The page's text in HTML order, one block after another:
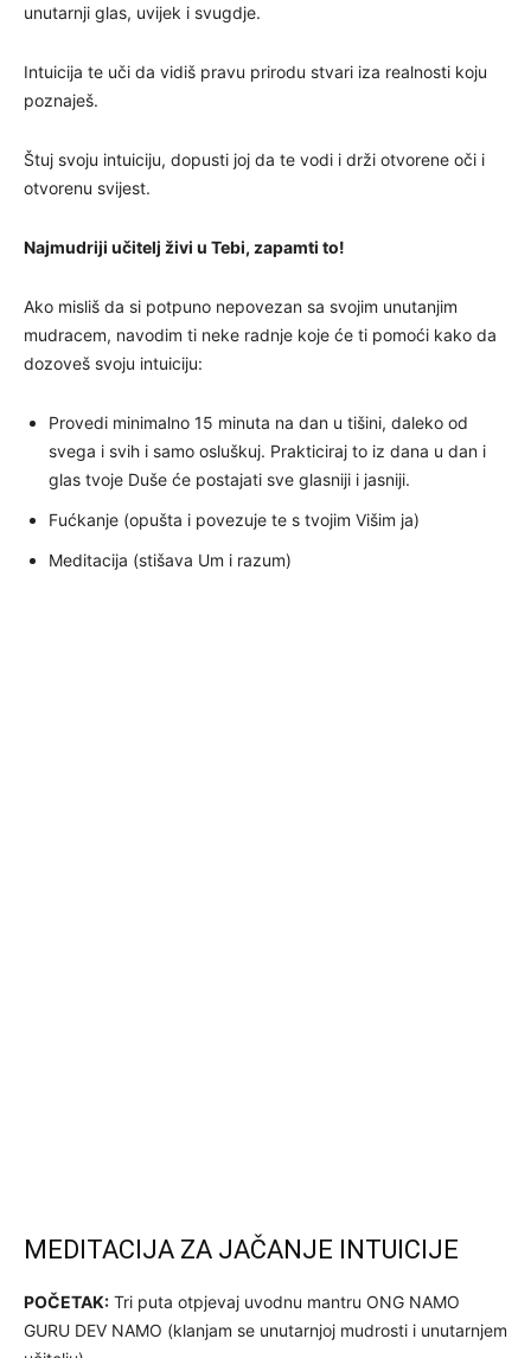
unutarnji glas, uvijek i svugdje.
Intuicija te uči da vidiš pravu prirodu stvari iza realnosti koju
poznaješ.
Štuj svoju intuiciju, dopusti joj da te vodi i drži otvorene oči i
otvorenu svijest.
Najmudriji učitelj živi u Tebi, zapamti to!
Ako misliš da si potpuno nepovezan sa svojim unutanjim
mudracem, navodim ti neke radnje koje će ti pomoći kako da
dozoveš svoju intuiciju:
Provedi minimalno 15 minuta na dan u tišini, daleko od
svega i svih i samo osluškuj. Prakticiraj to iz dana u dan i
glas tvoje Duše će postajati sve glasniji i jasniji.
Fućkanje (opušta i povezuje te s tvojim Višim ja)
Meditacija (stišava Um i razum)
MEDITACIJA ZA JAČANJE INTUICIJE
POČETAK: Tri puta otpjevaj uvodnu mantru ONG NAMO
GURU DEV NAMO (klanjam se unutarnjoj mudrosti i unutarnjem